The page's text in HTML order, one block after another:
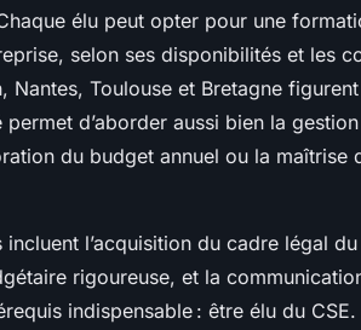
élu peut opter pour une
selon ses disponibilités et les
Nantes, Toulouse et Bretagne
d’aborder aussi bien la
du budget annuel ou la maîtrise
l’acquisition du cadre légal
rigoureuse, et la
indispensable : être élu du